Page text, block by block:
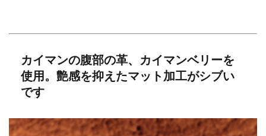
カイマンの腹部の革、カイマンベリーを
使用。艶感を抑えたマット加工がシブい
です